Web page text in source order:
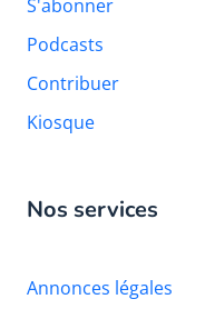
S'abonner
Podcasts
Contribuer
Kiosque
Nos services
Annonces légales